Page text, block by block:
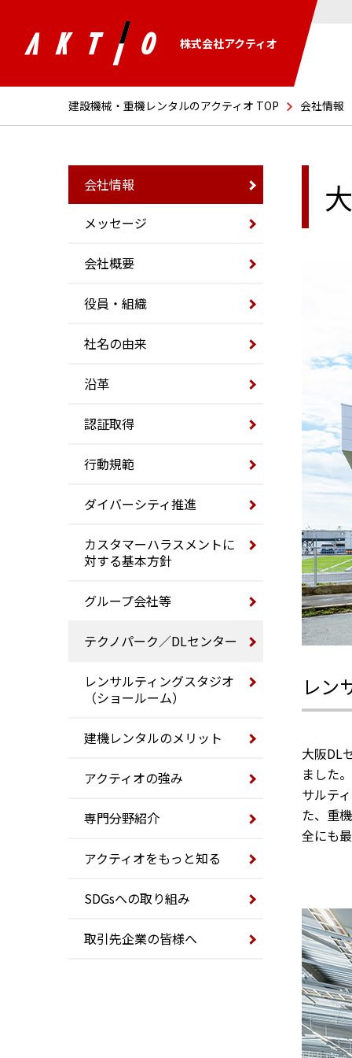
株式会社アクティオ
建設機械・重機レンタルのアクティオ TOP 会社情報
レン
大阪DL
ました
サルテ
た、重
全にも
会社情報
メッセージ
会社概要
役員・組織
社名の由来
沿革
認証取得
行動規範
ダイバーシティ推進
カスタマーハラスメントに
対する基本方針
グループ会社等
テクノパーク／DLセンター
レンサルティングスタジオ
（ショールーム）
建機レンタルのメリット
アクティオの強み
専門分野紹介
アクティオをもっと知る
SDGsへの取り組み
取引先企業の皆様へ